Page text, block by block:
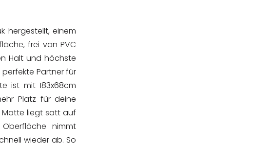
hergestellt, einem
frei von PVC
Halt und höchste
Partner für
ist mit 183x68cm
Platz für deine
Matte liegt satt auf
nimmt
wieder ab. So